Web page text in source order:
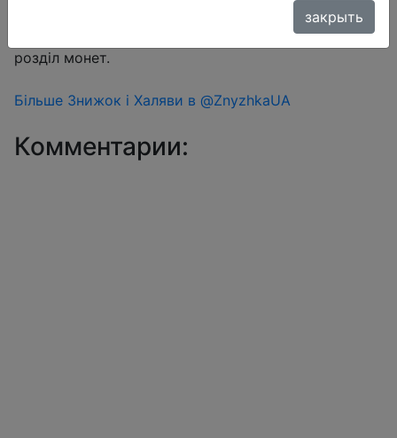
Знижка монетками 299-336 Coins у додатку через
розділ монет.
Більше Знижок і Халяви в @ZnyzhkaUA
Комментарии:
закрыть